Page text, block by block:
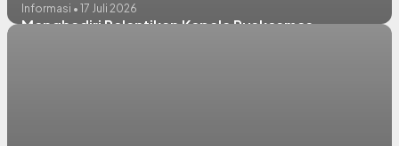
Informasi • 17 Juli 2026
Menghadiri Pelantikan Kepala Puskesmas